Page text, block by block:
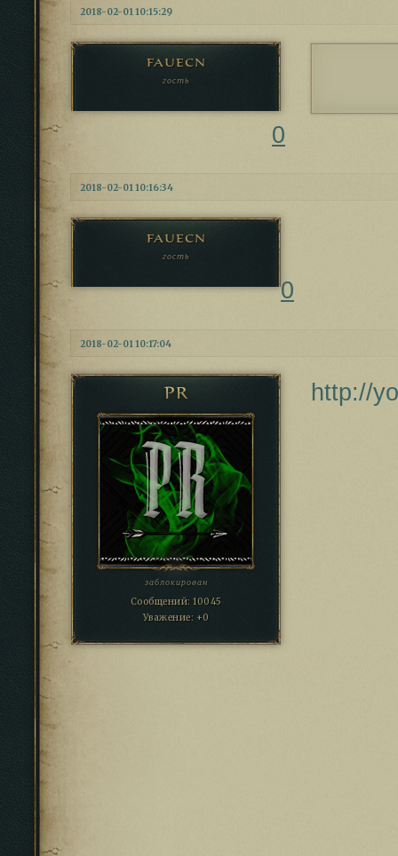
2018-02-01 10:15:29
fauecn
гость
0
2018-02-01 10:16:34
fauecn
гость
0
2018-02-01 10:17:04
PR
заблокирован
Сообщений: 10045
Уважение: +0
http://